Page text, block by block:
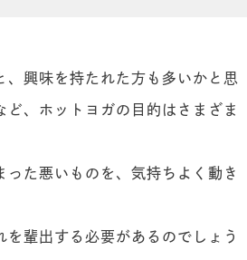
、興味を持たれた方も多いかと思
、ホットヨガの目的はさまざま
た悪いものを、気持ちよく動き
輩出する必要があるのでしょう